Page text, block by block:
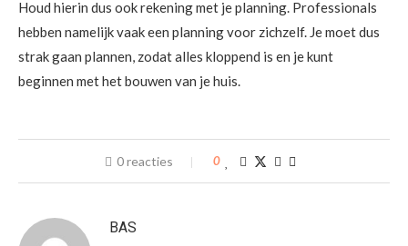
Houd hierin dus ook rekening met je planning. Professionals
hebben namelijk vaak een planning voor zichzelf. Je moet dus
strak gaan plannen, zodat alles kloppend is en je kunt
beginnen met het bouwen van je huis.
0 reacties 0
BAS